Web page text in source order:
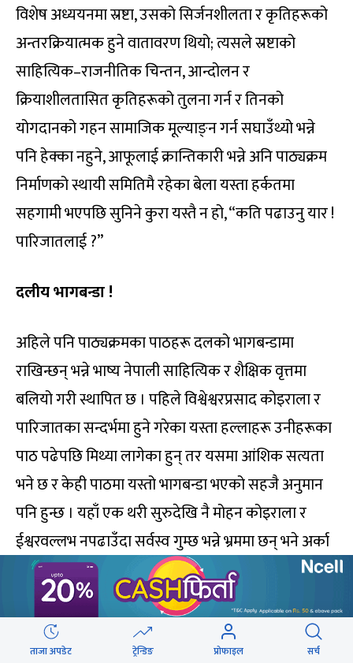
विशेष अध्ययनमा स्रष्टा, उसको सिर्जनशीलता र कृतिहरूको
अन्तरक्रियात्मक हुने वातावरण थियो; त्यसले स्रष्टाको
साहित्यिक–राजनीतिक चिन्तन, आन्दोलन र
क्रियाशीलतासित कृतिहरूको तुलना गर्न र तिनको
योगदानको गहन सामाजिक मूल्याङ्न गर्न सघाउँथ्यो भन्ने
पनि हेक्का नहुने, आफूलाई क्रान्तिकारी भन्ने अनि पाठ्यक्रम
निर्माणको स्थायी समितिमै रहेका बेला यस्ता हर्कतमा
सहगामी भएपछि सुनिने कुरा यस्तै न हो, “कति पढाउनु यार !
पारिजातलाई ?”
दलीय भागबन्डा !
अहिले पनि पाठ्यक्रमका पाठहरू दलको भागबन्डामा
राखिन्छन् भन्ने भाष्य नेपाली साहित्यिक र शैक्षिक वृत्तमा
बलियो गरी स्थापित छ । पहिले विश्वेश्वरप्रसाद कोइराला र
पारिजातका सन्दर्भमा हुने गरेका यस्ता हल्लाहरू उनीहरूका
पाठ पढेपछि मिथ्या लागेका हुन् तर यसमा आंशिक सत्यता
भने छ र केही पाठमा यस्तो भागबन्डा भएको सहजै अनुमान
पनि हुन्छ । यहाँ एक थरी सुरुदेखि नै मोहन कोइराला र
ईश्वरवल्लभ नपढाउँदा सर्वस्व गुम्छ भन्ने भ्रममा छन् भने अर्का
थरी मोदनाथ प्रश्रित र हरिहर खनाल समेटिएपछिको
आत्मरतिमा रमाउँदै न्यानोमा निदाइरहेका छन् ।
यी दुवै समूहका लागि पारिजात ‘रौँ बराबर’ पनि छैनिन् ।
ताजा अपडेट ट्रेन्डिङ प्रोफाइल सर्च